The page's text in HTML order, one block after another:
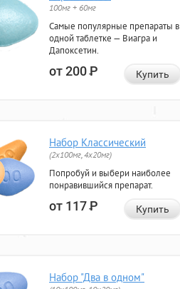
100мг + 60мг
Самые популярные препараты в
одной таблетке — Виагра и
Дапоксетин.
от 200Р Купить
Набор Классический
(2x100мг, 4x20мг)
Попробуй и выбери наиболее
понравившийся препарат.
от 117Р Купить
Набор "Два в одном"